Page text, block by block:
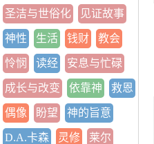
圣洁与世俗化 见证故事
神性 生活 钱财 教会
怜悯 读经 安息与忙碌
成长与改变 依靠神 救恩
偶像 盼望 神的旨意
D.A.卡森 灵修 莱尔